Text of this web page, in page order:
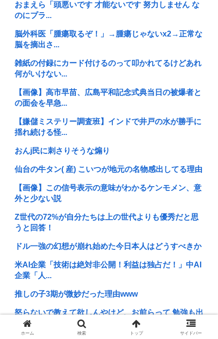
おまえら「頭悪いです 才能ないです 努力しません な
のにプラ...
脳外科医「腫瘍取るぞ！」→腫瘍じゃないx2→正常な
脳を摘出さ...
雑紙の付録にカード付けるのって叩かれてるけどあれ
何がいけない...
【画像】高市早苗、広島平和記念式典当日の被爆者と
の面会を早急...
【嫌儲ミステリー調査班】インドで井戸の水が勝手に
揺れ続ける怪...
おんj民に刺さりそうな煽り
仙台の牛タン( 産) こいつが地元の名物感出してる理由
【画像】この信号表示の意味がわかるケンモメン、意
外と少ない説
Z世代の72%が自分たちは上の世代よりも優秀だと思
うと回答！
ドル一強の幻想が崩れ始めた今日本人はどうすべきか
米AI企業「技術は絶対非公開！利益は独占だ！」中AI
企業「人...
推しの子3期が微妙だった理由www
怒らないで教えて欲しんやけど、お前らって 勉強も出
来なきゃス...
ホーム 検索 トップ サイドバー